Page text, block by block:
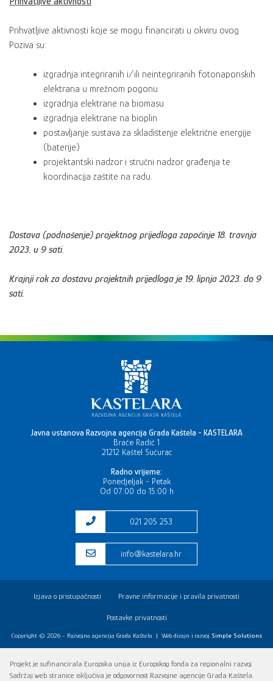
Prihvatljive aktivnosti koje se mogu financirati u okviru ovog
Poziva su:
izgradnja integriranih i/ili neintegriranih fotonaponskih
elektrana u mrežnom pogonu
izgradnja elektrane na biomasu
izgradnja elektrane na bioplin
postavljanje sustava za skladištenje električne energije
(baterije)
projektantski nadzor i stručni nadzor građenja te
koordinacija zaštite na radu.
Dostava (podnošenje) projektnog prijedloga započinje 18. travnja
2023. u 9 sati.
Krajnji rok za dostavu projektnih prijedloga je 19. lipnja 2023. do 9
sati.
Javna ustanova Razvojna agencija Grada Kaštela - KASTELARA
Braće Radić 1
21212 Kaštel Sućurac
Radno vrijeme:
Ponedjeljak - Petak
Od 07:00 do 15:00 h
021 205 253
info@kastelara.hr
Copyright © 2026 - Razvojna agencija Grada Kaštela | Web dizajn i razvoj Simple Solutions
Izjava o pristupačnosti Pravne informacije i pravila privatnosti
Postavke privatnosti
Projekt je sufinancirala Europska unija iz Europskog fonda za regionalni razvoj.
Sadržaj web stranice isključiva je odgovornost Razvojne agencije Grada Kaštela.